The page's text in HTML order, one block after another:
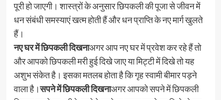
पूरी हो जाएगी। शास्त्रों के अनुसार छिपकली की पूजा से जीवन में
धन संबंधी समस्याएं खत्म होती हैं और धन प्राप्ति के नए मार्ग खुलते
हैं।
नए घर में छिपकली दिखनाअगर आप नए घर में प्रवेश कर रहे हैं तो
और आपको छिपकली मरी हुई दिखे जाए या मिट्टी में दिखे तो यह
अशुभ संकेत है। इसका मतलब होता है कि गृह स्वामी बीमार पड़ने
वाला है।सपने में छिपकली दिखनाअगर आपको सपने में छिपकली